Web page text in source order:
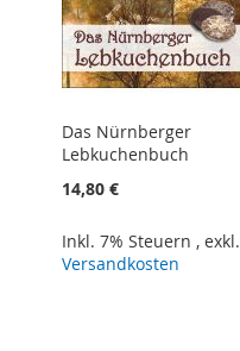
Das Nürnberger
Lebkuchenbuch
14,80 €
Inkl. 7% Steuern , exkl.
Versandkosten